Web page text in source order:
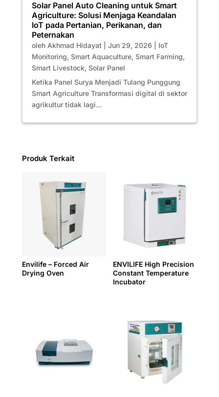
Solar Panel Auto Cleaning untuk Smart
Agriculture: Solusi Menjaga Keandalan
IoT pada Pertanian, Perikanan, dan
Peternakan
oleh Akhmad Hidayat| Jun 29, 2026
IoT
Monitoring, Smart Aquaculture, Smart Farming,
Smart Livestock, Solar Panel
Ketika Panel Surya Menjadi Tulang Punggung
Smart Agriculture Transformasi digital di sektor
agrikultur tidak lagi...
Produk Terkait
Envilife – Forced Air
Drying Oven
ENVILIFE High Precision
Constant Temperature
Incubator